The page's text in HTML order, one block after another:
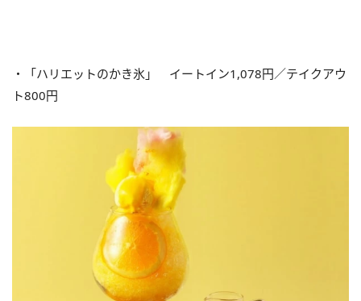
・「ハリエットのかき氷」 イートイン1,078円／テイクアウ
ト800円